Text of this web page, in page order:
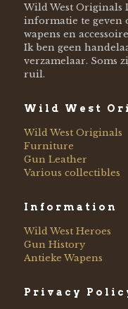
Wild West Originals
informatie te geven
wapens en
Ik ben geen
verzamelaar. Soms
ruil.
Wild West
Wild West Originals
Furniture
Gun Leather
Various collectibles
Information
Wild West Heroes
Gun History
Antieke Wapens
Privacy